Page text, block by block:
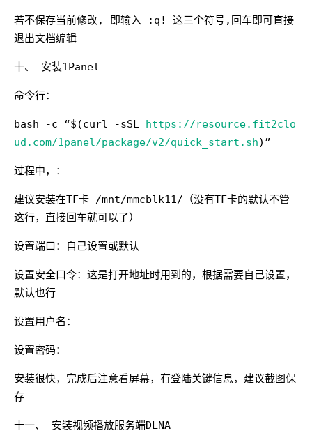
若不保存当前修改, 即输入 :q! 这三个符号,回车即可直接
退出文档编辑
十、 安装1Panel
命令行：
bash -c “$(curl -sSL
https://resource.fit2clo
ud.com/1panel/package/v2/quick_start.sh)”
过程中，：
建议安装在TF卡 /mnt/mmcblk11/（没有TF卡的默认不管
这行，直接回车就可以了）
设置端口：自己设置或默认
设置安全口令：这是打开地址时用到的，根据需要自己设置，
默认也行
设置用户名：
设置密码：
安装很快，完成后注意看屏幕，有登陆关键信息，建议截图保
存
十一、 安装视频播放服务端DLNA